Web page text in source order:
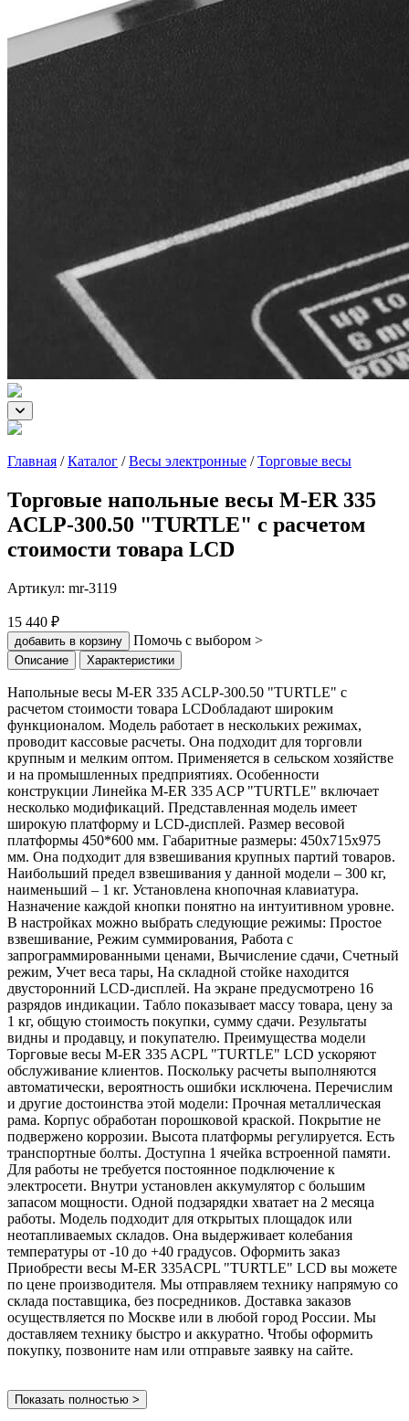
Главная /Каталог /Весы электронные /Торговые весы
Торговые напольные весы M-ER 335
ACLP-300.50 "TURTLE" с расчетом
стоимости товара LCD
Артикул: mr-3119
15 440 ₽
добавить в корзину Помочь с выбором >
Описание Характеристики
Напольные весы M-ER 335 ACLP-300.50 "TURTLE" с
расчетом стоимости товара LCDобладают широким
функционалом. Модель работает в нескольких режимах,
проводит кассовые расчеты. Она подходит для торговли
крупным и мелким оптом. Применяется в сельском хозяйстве
и на промышленных предприятиях. Особенности
конструкции Линейка M-ER 335 ACP "TURTLE" включает
несколько модификаций. Представленная модель имеет
широкую платформу и LCD-дисплей. Размер весовой
платформы 450*600 мм. Габаритные размеры: 450х715х975
мм. Она подходит для взвешивания крупных партий товаров.
Наибольший предел взвешивания у данной модели – 300 кг,
наименьший – 1 кг. Установлена кнопочная клавиатура.
Назначение каждой кнопки понятно на интуитивном уровне.
В настройках можно выбрать следующие режимы: Простое
взвешивание, Режим суммирования, Работа с
запрограммированными ценами, Вычисление сдачи, Счетный
режим, Учет веса тары, На складной стойке находится
двусторонний LСD-дисплей. На экране предусмотрено 16
разрядов индикации. Табло показывает массу товара, цену за
1 кг, общую стоимость покупки, сумму сдачи. Результаты
видны и продавцу, и покупателю. Преимущества модели
Торговые весы M-ER 335 ACPL "TURTLE" LCD ускоряют
обслуживание клиентов. Поскольку расчеты выполняются
автоматически, вероятность ошибки исключена. Перечислим
и другие достоинства этой модели: Прочная металлическая
рама. Корпус обработан порошковой краской. Покрытие не
подвержено коррозии. Высота платформы регулируется. Есть
транспортные болты. Доступна 1 ячейка встроенной памяти.
Для работы не требуется постоянное подключение к
электросети. Внутри установлен аккумулятор с большим
запасом мощности. Одной подзарядки хватает на 2 месяца
работы. Модель подходит для открытых площадок или
неотапливаемых складов. Она выдерживает колебания
температуры от -10 до +40 градусов. Оформить заказ
Приобрести весы M-ER 335ACPL "TURTLE" LСD вы можете
по цене производителя. Мы отправляем технику напрямую со
склада поставщика, без посредников. Доставка заказов
осуществляется по Москве или в любой город России. Мы
доставляем технику быстро и аккуратно. Чтобы оформить
покупку, позвоните нам или отправьте заявку на сайте.
Показать полностью >